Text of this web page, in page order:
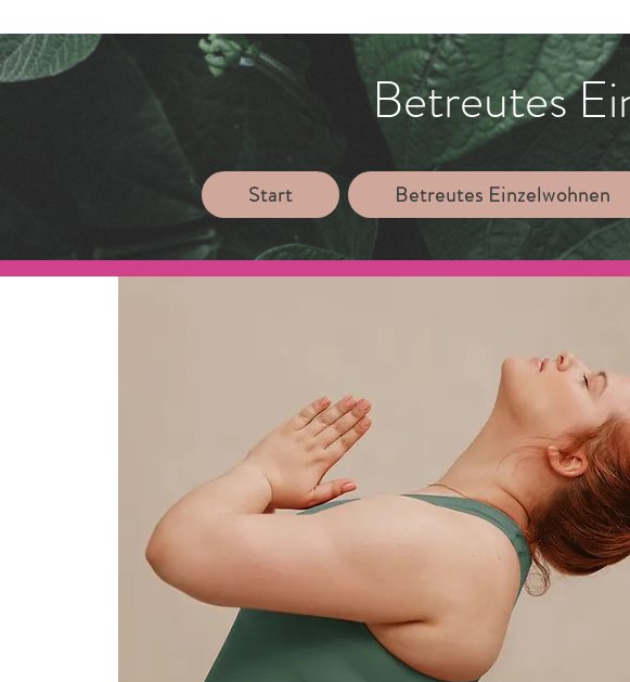
Betreutes
Start Betreutes Einzelwohnen